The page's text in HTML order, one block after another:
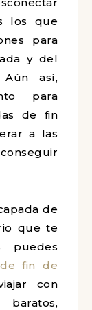
los que
para
y del
así,
para
de fin
a las
de
que te
puedes
fin de
con